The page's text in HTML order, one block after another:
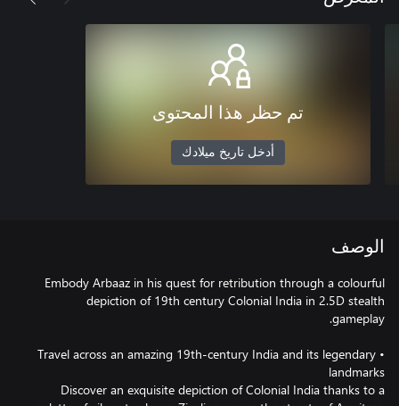
تم حظر هذا المحتوى
أدخل تاريخ ميلادك
الوصف
Embody Arbaaz in his quest for retribution through a colourful
depiction of 19th century Colonial India in 2.5D stealth
• Travel across an amazing 19th-century India and its legendary
Discover an exquisite depiction of Colonial India thanks to a